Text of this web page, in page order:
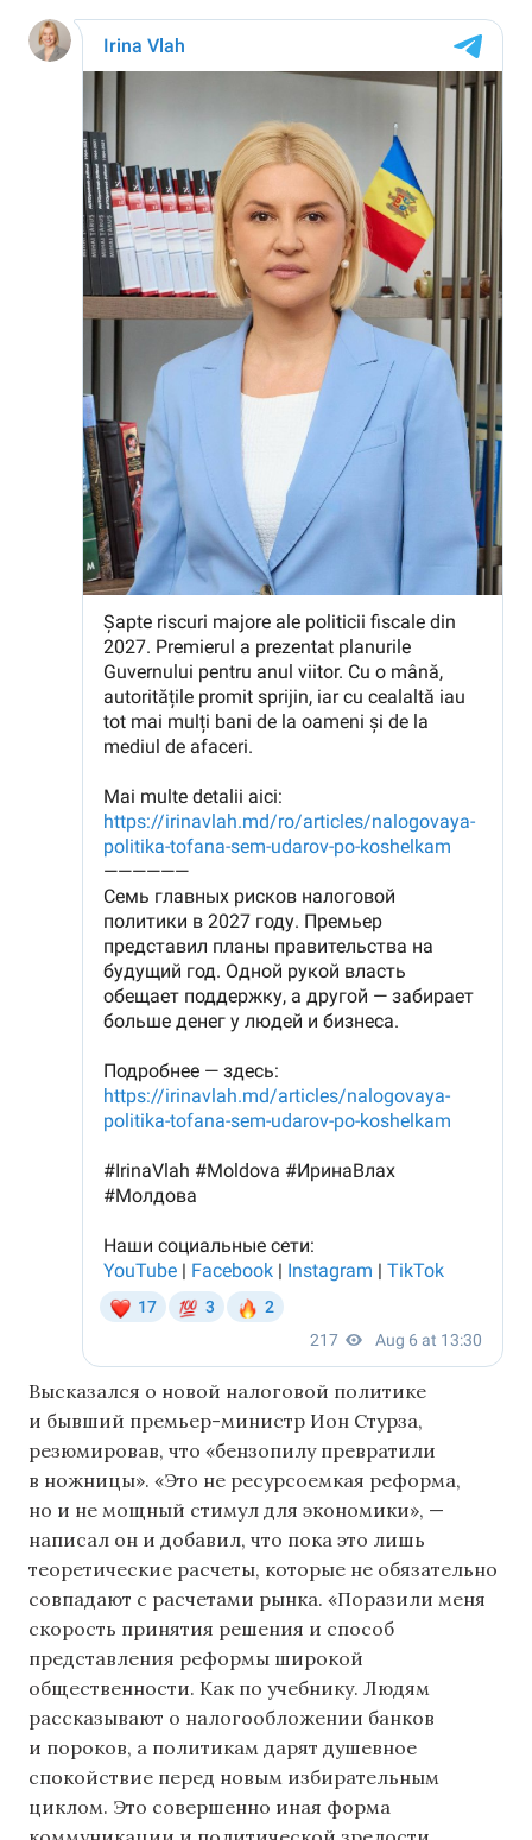
Высказался о новой налоговой политике
и бывший премьер-министр Ион Стурза,
резюмировав, что «бензопилу превратили
в ножницы». «Это не ресурсоемкая реформа,
но и не мощный стимул для экономики», —
написал он и добавил, что пока это лишь
теоретические расчеты, которые не обязательно
совпадают с расчетами рынка. «Поразили меня
скорость принятия решения и способ
представления реформы широкой
общественности. Как по учебнику. Людям
рассказывают о налогообложении банков
и пороков, а политикам дарят душевное
спокойствие перед новым избирательным
циклом. Это совершенно иная форма